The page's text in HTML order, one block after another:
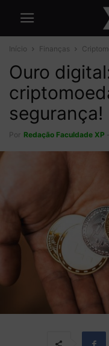
Início Finanças
Ouro
segurança!
Por Redação Faculdade XP